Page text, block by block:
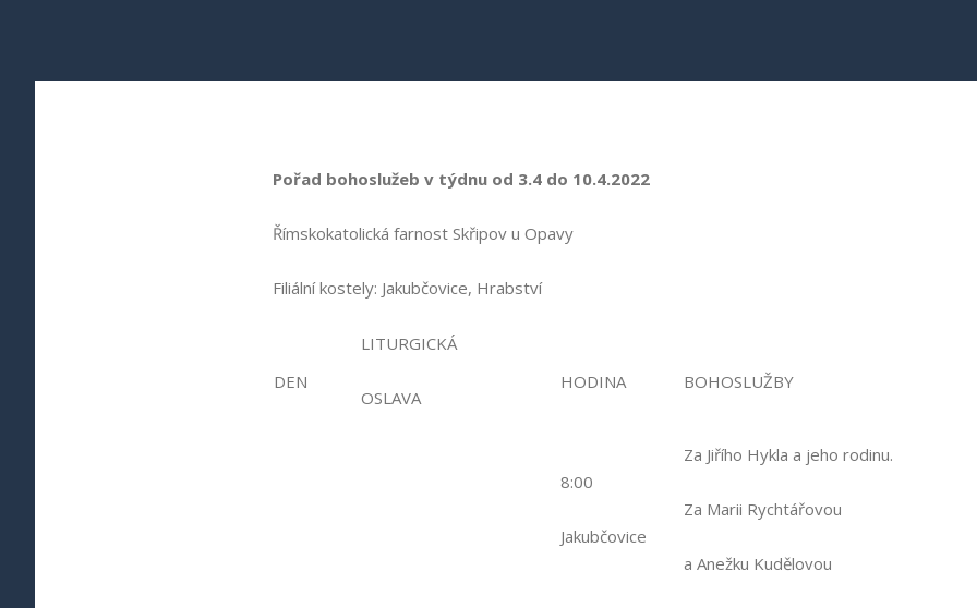
Pořad bohoslužeb v týdnu od 3.4 do 10.4.2022
Římskokatolická farnost Skřipov u Opavy
Filiální kostely: Jakubčovice, Hrabství
DEN
LITURGICKÁ
OSLAVA
HODINA BOHOSLUŽBY
8:00
Jakubčovice
Za Jiřího Hykla a jeho rodinu.
Za Marii Rychtářovou
a Anežku Kudělovou